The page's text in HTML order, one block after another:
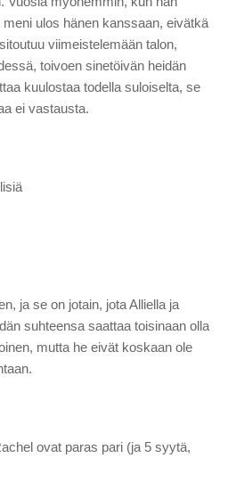
ulos hänen kanssaan, eivätkä
viimeistelemään talon,
toivoen sinetöivän heidän
kuulostaa todella suloiselta, se
ei vastausta.
ja se on jotain, jota Alliella ja
suhteensa saattaa toisinaan olla
mutta he eivät koskaan ole
ovat paras pari (ja 5 syytä,